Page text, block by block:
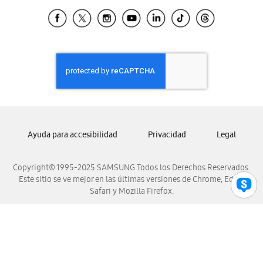
Samsung El Salvador
Samsung Honduras
Samsung Nicaragua
Samsung Panamá
Samsung Venezuela
Copyright© 1995-2025 SAMSUNG Todos los Derechos Reservados.
Este sitio se ve mejor en las últimas versiones de Chrome, Edge,
Safari y Mozilla Firefox.
Ayuda para accesibilidad Privacidad Legal